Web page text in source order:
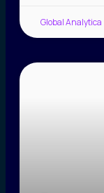
Global Analytica